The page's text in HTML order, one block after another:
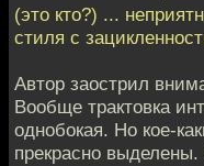
(это кто?) ...
стиля с
Автор заострил
Вообще трактовка
однобокая. Но кое-
прекрасно